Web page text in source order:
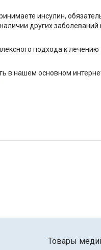
инсулин,
других
подхода к
в нашем основном
Товары